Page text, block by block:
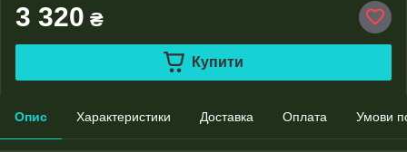
3 320 ₴
Купити
Опис Характеристики Доставка Оплата Умови